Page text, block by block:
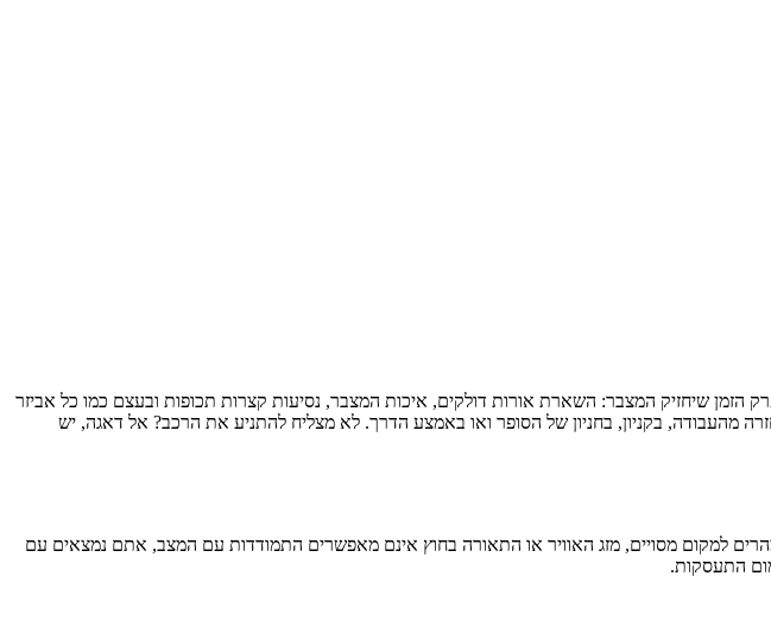
שיחזיק המצבר: השארת אורות דולקים, איכות המצבר, נסיעות קצרות תכופות ובעצם כמו כל אביזר
מהעבודה, בקניון, בחניון של הסופר ואו באמצע הדרך. לא מצליח להתניע את הרכב? אל דאגה, יש
למקום מסויים, מזג האוויר או התאורה בחוץ אינם מאפשרים התמודדות עם המצב, אתם נמצאים עם
התעסקות.